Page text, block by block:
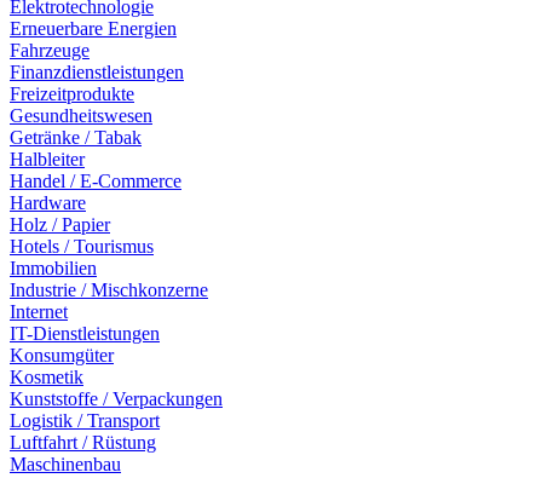
Elektrotechnologie
Erneuerbare Energien
Fahrzeuge
Finanzdienstleistungen
Freizeitprodukte
Gesundheitswesen
Getränke / Tabak
Halbleiter
Handel / E-Commerce
Hardware
Holz / Papier
Hotels / Tourismus
Immobilien
Industrie / Mischkonzerne
Internet
IT-Dienstleistungen
Konsumgüter
Kosmetik
Kunststoffe / Verpackungen
Logistik / Transport
Luftfahrt / Rüstung
Maschinenbau